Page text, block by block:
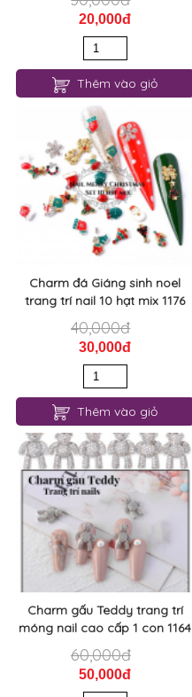
20,000đ
Thêm vào giỏ
Charm đá Giáng sinh noel
trang trí nail 10 hạt mix 1176
40,000đ
30,000đ
Thêm vào giỏ
Charm gấu Teddy trang trí
móng nail cao cấp 1 con 1164
60,000đ
50,000đ